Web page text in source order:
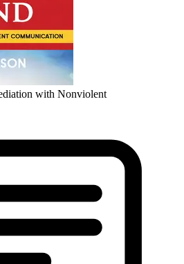
with Nonviolent